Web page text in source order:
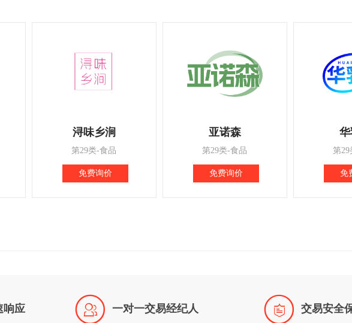
浔味乡涧
第29类-食品
免费询价
亚诺森
第29类-食品
免费询价
第29
免
响应  一对一交易经纪人  交易安全